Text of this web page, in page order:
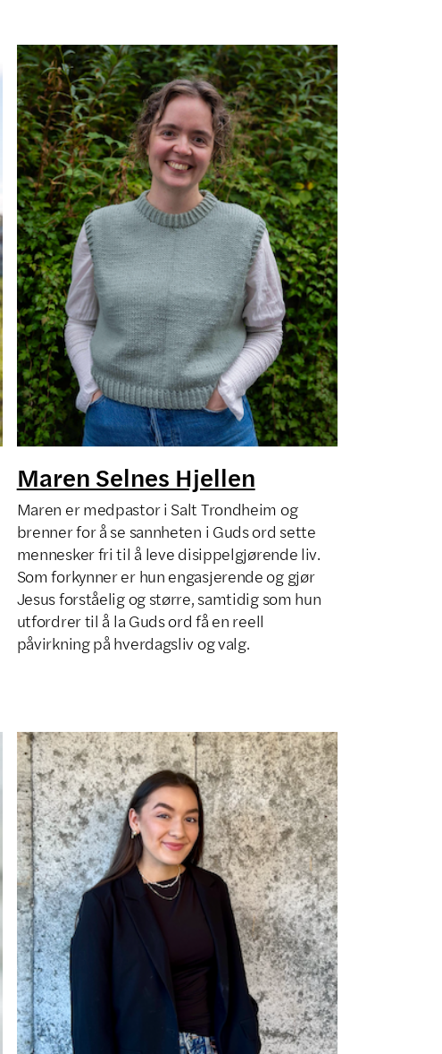
Maren Selnes Hjellen
Maren er medpastor i Salt Trondheim og
brenner for å se sannheten i Guds ord sette
mennesker fri til å leve disippelgjørende liv.
Som forkynner er hun engasjerende og gjør
Jesus forståelig og større, samtidig som hun
utfordrer til å la Guds ord få en reell
påvirkning på hverdagsliv og valg.